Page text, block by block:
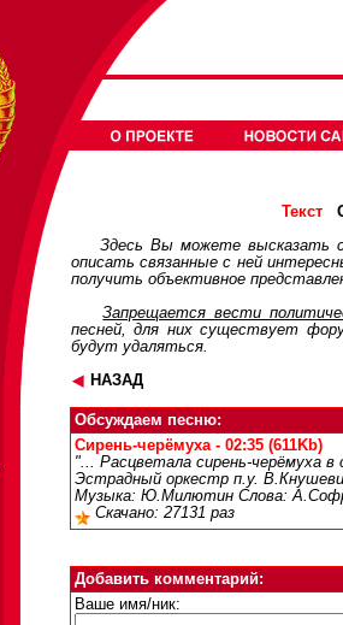
Текст
Здесь Вы можете высказать
описать связанные с ней
получить объективное
Запрещается вести
песней, для них существует
будут удаляться.
НАЗАД
Обсуждаем песню:
Сирень-черёмуха - 02:35 (611Kb)
"... Расцветала сирень-черёмуха
Эстрадный оркестр п.у.
Музыка: Ю.Милютин Слова:
Скачано: 27131 раз
Добавить комментарий:
Ваше имя/ник: